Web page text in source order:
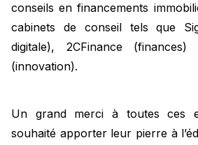
conseils en financements
cabinets de conseil tels que
digitale), 2CFinance
(innovation).
Un grand merci à toutes ces
souhaité apporter leur pierre à